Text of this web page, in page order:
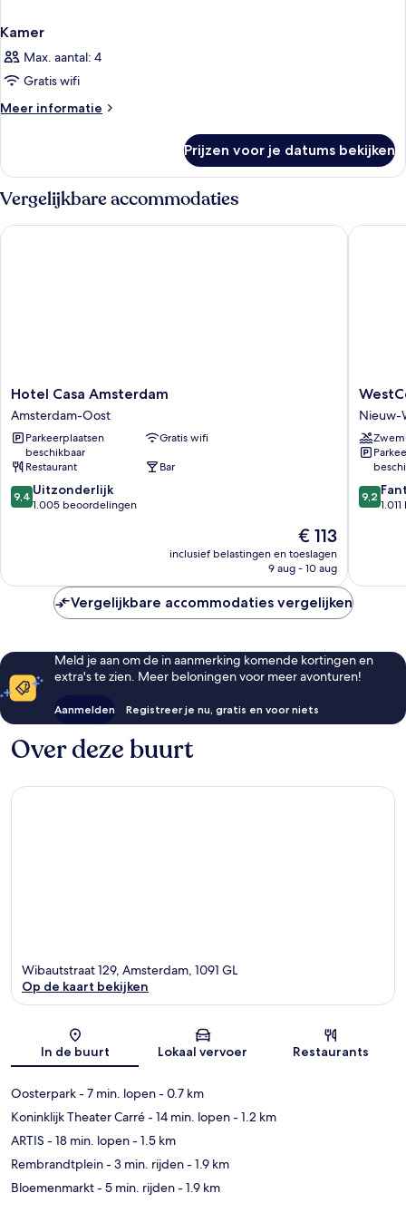
Kamer
Max. aantal: 4
Gratis wifi
Meer informatie
Meer
Prijzen voor je datums bekijken
Vergelijkbare accommodaties
Hotel
Casa
Amsterdam
Amsterdam-
Oost
Hotel Casa Amsterdam
Amsterdam-Oost
Parkeerplaatsen
beschikbaar
Gratis wifi
Restaurant
Bar
9.4
van
9,4 Uitzonderlijk
1.005 beoordelingen
De
prijs
is
€ 113
inclusief belastingen en toeslagen
9 aug - 10 aug
Hotel Casa Amsterdam
Fashion
Hotel
Nieuw-
West
Nieuw-
9.2
van
9,2
Vergelijkbare accommodaties vergelijken
Meld je aan om de in aanmerking komende kortingen en
extra's te zien. Meer beloningen voor meer avonturen!
Aanmelden Registreer je nu, gratis en voor niets
Over deze buurt
Kaart
Wibautstraat 129, Amsterdam, 1091 GL
Op de kaart bekijken
In de buurt Lokaal vervoer Restaurants
Oosterpark- 7 min. lopen- 0.7 km
Koninklijk Theater Carré- 14 min. lopen- 1.2 km
ARTIS - 18 min. lopen- 1.5 km
Rembrandtplein- 3 min. rijden- 1.9 km
Bloemenmarkt- 5 min. rijden- 1.9 km